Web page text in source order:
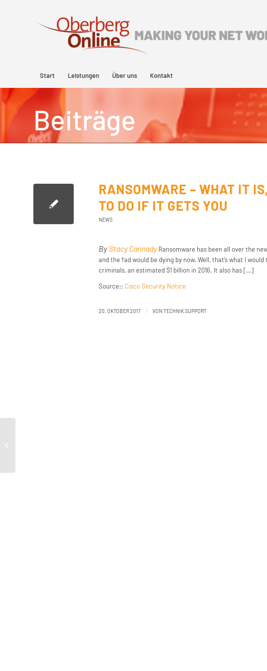
Start Leistungen Über uns Kontakt
Beiträge
RANSOMWARE – WHAT IT
TO DO IF IT GETS YOU
NEWS
ByStacy CannadyRansomware has been all over the
and the fad would be dying by now. Well, that’s what I
criminals, an estimated $1 billion in 2016. It also has […]
Source:: Cisco Security Notice
20. OKTOBER 2017 / VON TECHNIK SUPPORT